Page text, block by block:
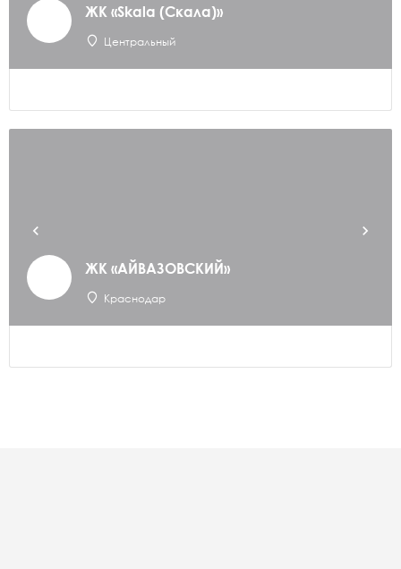
ЖК «Skala (Скала)»
Центральный
ЖК «АЙВАЗОВСКИЙ»
Краснодар